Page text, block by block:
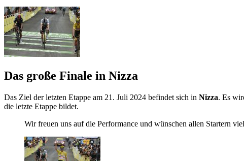
Das große Finale in Nizza
Das Ziel der letzten Etappe am 21. Juli 2024 befindet sich in Nizza. Es
die letzte Etappe bildet.
Wir freuen uns auf die Performance und wünschen allen Startern